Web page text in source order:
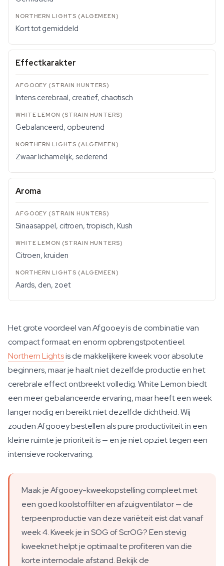
Kort tot gemiddeld
Effectkarakter
Intens cerebraal, creatief, chaotisch
Gebalanceerd, opbeurend
Zwaar lichamelijk, sederend
Aroma
Sinaasappel, citroen, tropisch, Kush
Citroen, kruiden
Aards, den, zoet
Het grote voordeel van Afgooey is de combinatie van
compact formaat en enorm opbrengstpotentieel.
Northern Lightsis de makkelijkere kweek voor absolute
beginners, maar je haalt niet dezelfde productie en het
cerebrale effect ontbreekt volledig. White Lemon biedt
een meer gebalanceerde ervaring, maar heeft een week
langer nodig en bereikt niet dezelfde dichtheid. Wij
zouden Afgooey bestellen als pure productiviteit in een
kleine ruimte je prioriteit is — en je niet opziet tegen een
intensieve rookervaring.
Maak je Afgooey-kweekopstelling compleet met
een goed koolstoffilter en afzuigventilator — de
terpeenproductie van deze variëteit eist dat vanaf
week 4. Kweek je in SOG of ScrOG? Een stevig
kweeknet helpt je optimaal te profiteren van die
korte internodale afstand. Bekijk de